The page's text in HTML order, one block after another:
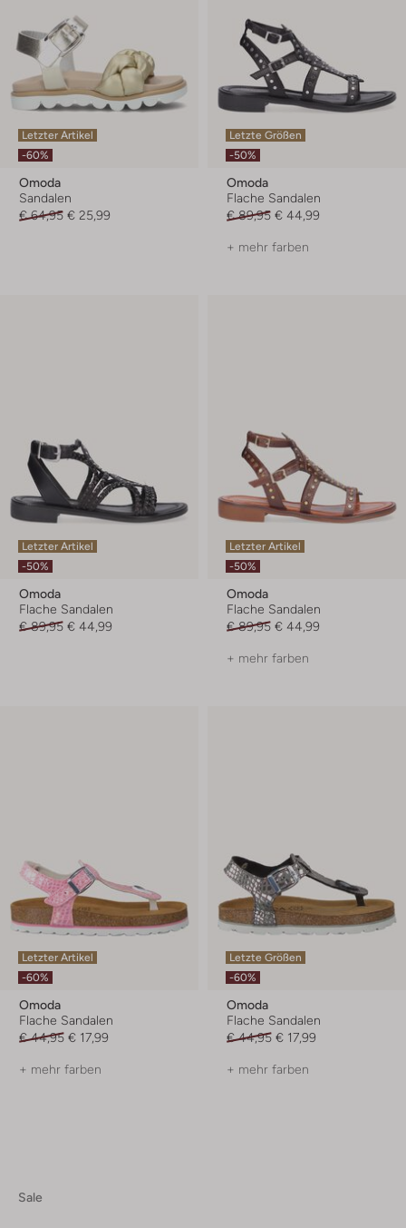
Letzter Artikel
-60%
Omoda
Sandalen
€ 64,95 € 25,99
Letzte Größen
-50%
Omoda
Flache Sandalen
€ 89,95 € 44,99
+ mehr farben
Letzter Artikel
-50%
Omoda
Flache Sandalen
€ 89,95 € 44,99
Letzter Artikel
-50%
Omoda
Flache Sandalen
€ 89,95 € 44,99
+ mehr farben
Letzter Artikel
-60%
Omoda
Flache Sandalen
€ 44,95 € 17,99
+ mehr farben
Letzte Größen
-60%
Omoda
Flache Sandalen
€ 44,95 € 17,99
+ mehr farben
Sale